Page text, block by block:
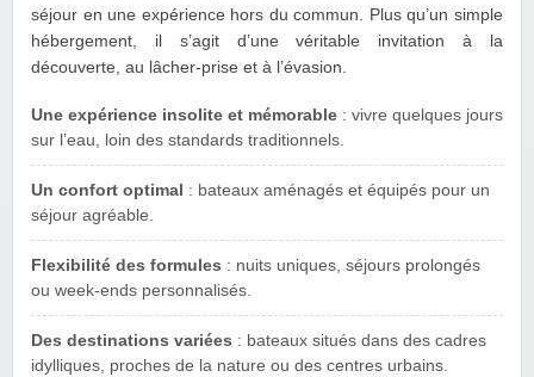
séjour en une expérience hors du commun. Plus qu’un simple
hébergement, il s’agit d’une véritable invitation à la
découverte, au lâcher-prise et à l’évasion.
Une expérience insolite et mémorable : vivre quelques jours
sur l’eau, loin des standards traditionnels.
Un confort optimal : bateaux aménagés et équipés pour un
séjour agréable.
Flexibilité des formules : nuits uniques, séjours prolongés
ou week-ends personnalisés.
Des destinations variées : bateaux situés dans des cadres
idylliques, proches de la nature ou des centres urbains.